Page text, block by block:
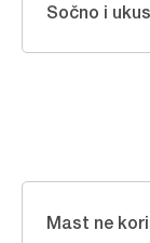
Sočno i
Mast ne